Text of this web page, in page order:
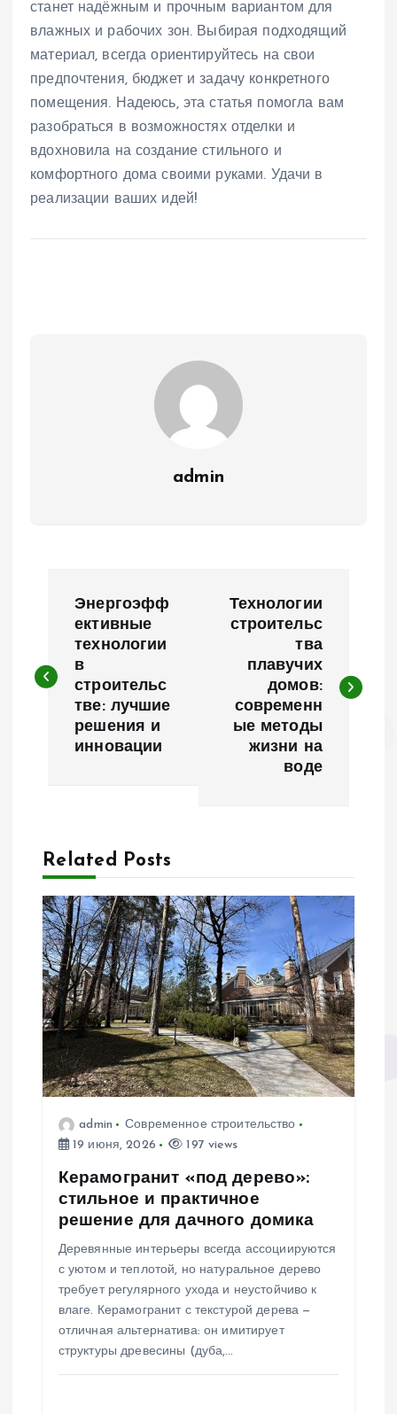
станет надёжным и прочным вариантом для
влажных и рабочих зон. Выбирая подходящий
материал, всегда ориентируйтесь на свои
предпочтения, бюджет и задачу конкретного
помещения. Надеюсь, эта статья помогла вам
разобраться в возможностях отделки и
вдохновила на создание стильного и
комфортного дома своими руками. Удачи в
реализации ваших идей!
admin
в
ц
и
я
п
о
з
Энергоэфф
ективные
технологии
в
строительс
тве: лучшие
решения и
инновации
Технологии
строительс
тва
плавучих
домов:
современн
ые методы
жизни на
воде
Related Posts
admin
Современное строительство
19 июня, 2026
197 views
Керамогранит «под дерево»:
стильное и практичное
решение для дачного домика
Деревянные интерьеры всегда ассоциируются
с уютом и теплотой, но натуральное дерево
требует регулярного ухода и неустойчиво к
влаге. Керамогранит с текстурой дерева —
отличная альтернатива: он имитирует
структуры древесины (дуба,…